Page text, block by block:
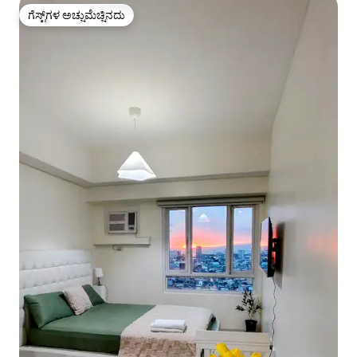
ಗೆಸ್ಟ್‌ಗಳ ಅಚ್ಚುಮೆಚ್ಚಿನದು
ಗೆಸ್ಟ್‌ಗಳ ಅಚ್ಚುಮೆಚ್ಚಿನದು